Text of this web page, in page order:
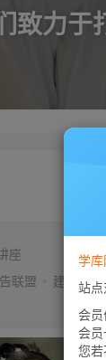
致力于
座
联盟 建站教程
学库
站
会
会
您